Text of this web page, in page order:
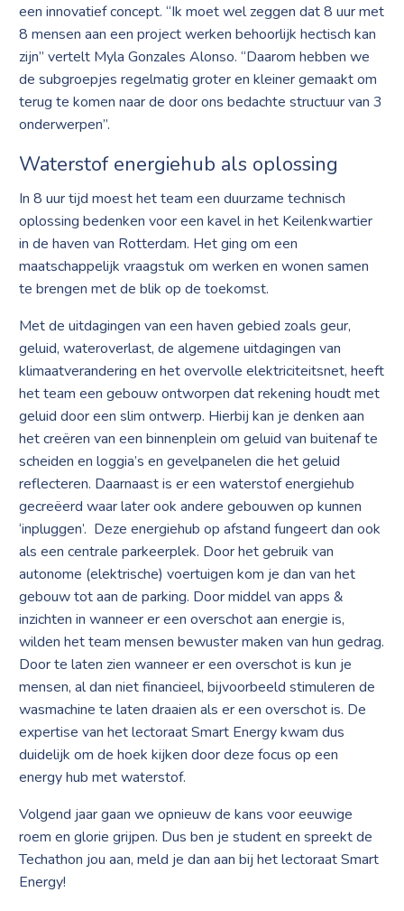
een innovatief concept. “Ik moet wel zeggen dat 8 uur met
8 mensen aan een project werken behoorlijk hectisch kan
zijn” vertelt Myla Gonzales Alonso. “Daarom hebben we
de subgroepjes regelmatig groter en kleiner gemaakt om
terug te komen naar de door ons bedachte structuur van 3
onderwerpen”.
Waterstof energiehub als oplossing
In 8 uur tijd moest het team een duurzame technisch
oplossing bedenken voor een kavel in het Keilenkwartier
in de haven van Rotterdam. Het ging om een
maatschappelijk vraagstuk om werken en wonen samen
te brengen met de blik op de toekomst.
Met de uitdagingen van een haven gebied zoals geur,
geluid, wateroverlast, de algemene uitdagingen van
klimaatverandering en het overvolle elektriciteitsnet, heeft
het team een gebouw ontworpen dat rekening houdt met
geluid door een slim ontwerp. Hierbij kan je denken aan
het creëren van een binnenplein om geluid van buitenaf te
scheiden en loggia’s en gevelpanelen die het geluid
reflecteren. Daarnaast is er een waterstof energiehub
gecreëerd waar later ook andere gebouwen op kunnen
‘inpluggen’. Deze energiehub op afstand fungeert dan ook
als een centrale parkeerplek. Door het gebruik van
autonome (elektrische) voertuigen kom je dan van het
gebouw tot aan de parking. Door middel van apps &
inzichten in wanneer er een overschot aan energie is,
wilden het team mensen bewuster maken van hun gedrag.
Door te laten zien wanneer er een overschot is kun je
mensen, al dan niet financieel, bijvoorbeeld stimuleren de
wasmachine te laten draaien als er een overschot is. De
expertise van het lectoraat Smart Energy kwam dus
duidelijk om de hoek kijken door deze focus op een
energy hub met waterstof.
Volgend jaar gaan we opnieuw de kans voor eeuwige
roem en glorie grijpen. Dus ben je student en spreekt de
Techathon jou aan, meld je dan aan bij het lectoraat Smart
Energy!